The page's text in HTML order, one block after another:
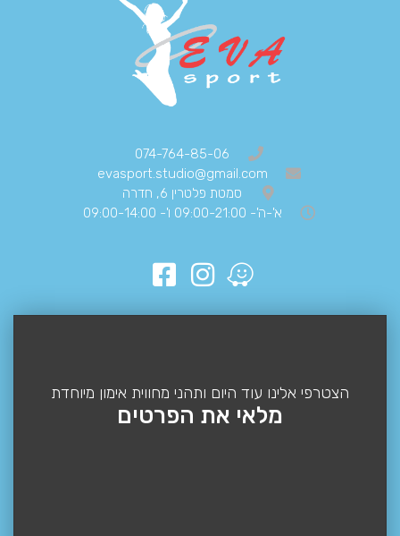
074-764-85-06
evasport.studio@gmail.com
סמטת פלטרין 6, חדרה
א'-ה'- 09:00-21:00 ו'- 09:00-14:00
הצטרפי אלינו עוד היום ותהני מחווית אימון מיוחדת
מלאי את הפרטים